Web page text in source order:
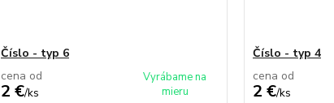
Číslo - typ 6
cena od
2 €/ks
Vyrábame na
mieru
Číslo - typ 4
cena od
2 €/ks